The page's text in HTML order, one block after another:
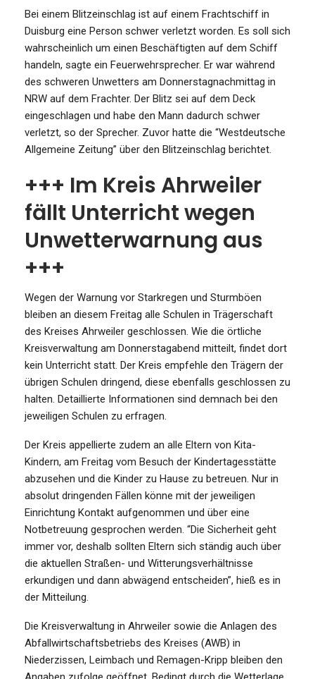
Bei einem Blitzeinschlag ist auf einem Frachtschiff in
Duisburg eine Person schwer verletzt worden. Es soll sich
wahrscheinlich um einen Beschäftigten auf dem Schiff
handeln, sagte ein Feuerwehrsprecher. Er war während
des schweren Unwetters am Donnerstagnachmittag in
NRW auf dem Frachter. Der Blitz sei auf dem Deck
eingeschlagen und habe den Mann dadurch schwer
verletzt, so der Sprecher. Zuvor hatte die “Westdeutsche
Allgemeine Zeitung” über den Blitzeinschlag berichtet.
+++ Im Kreis Ahrweiler
fällt Unterricht wegen
Unwetterwarnung aus
+++
Wegen der Warnung vor Starkregen und Sturmböen
bleiben an diesem Freitag alle Schulen in Trägerschaft
des Kreises Ahrweiler geschlossen. Wie die örtliche
Kreisverwaltung am Donnerstagabend mitteilt, findet dort
kein Unterricht statt. Der Kreis empfehle den Trägern der
übrigen Schulen dringend, diese ebenfalls geschlossen zu
halten. Detaillierte Informationen sind demnach bei den
jeweiligen Schulen zu erfragen.
Der Kreis appellierte zudem an alle Eltern von Kita-
Kindern, am Freitag vom Besuch der Kindertagesstätte
abzusehen und die Kinder zu Hause zu betreuen. Nur in
absolut dringenden Fällen könne mit der jeweiligen
Einrichtung Kontakt aufgenommen und über eine
Notbetreuung gesprochen werden. “Die Sicherheit geht
immer vor, deshalb sollten Eltern sich ständig auch über
die aktuellen Straßen- und Witterungsverhältnisse
erkundigen und dann abwägend entscheiden”, hieß es in
der Mitteilung.
Die Kreisverwaltung in Ahrweiler sowie die Anlagen des
Abfallwirtschaftsbetriebs des Kreises (AWB) in
Niederzissen, Leimbach und Remagen-Kripp bleiben den